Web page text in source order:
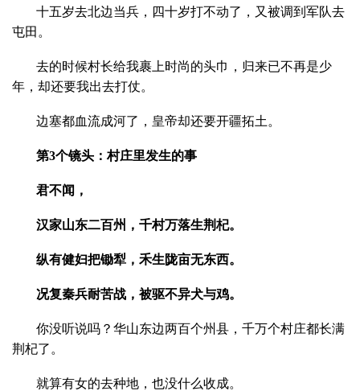
十五岁去北边当兵，四十岁打不动了，又被调到军队去
屯田。
去的时候村长给我裹上时尚的头巾，归来已不再是少
年，却还要我出去打仗。
边塞都血流成河了，皇帝却还要开疆拓土。
第3个镜头：村庄里发生的事
君不闻，
汉家山东二百州，千村万落生荆杞。
纵有健妇把锄犁，禾生陇亩无东西。
况复秦兵耐苦战，被驱不异犬与鸡。
你没听说吗？华山东边两百个州县，千万个村庄都长满
荆杞了。
就算有女的去种地，也没什么收成。